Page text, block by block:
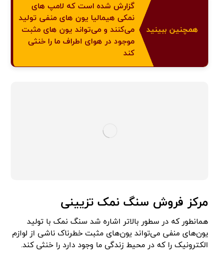
همچنین ببینید
گزارش شده است که لامپ های
نمکی هیمالیا یون های منفی تولید
می‌کنند و می‌تواند یون های مثبت
موجود در هوای اطراف ما را خنثی
کند
مرکز فروش سنگ نمک تزیینی
همانطور که در سطور بالاتر اشاره شد سنگ نمک با تولید
یون‌های منفی می‌تواند یون‌های مثبت خطرناک ناشی از لوازم
الکترونیک را که در محیط زندگی ما وجود دارد را خنثی کند.